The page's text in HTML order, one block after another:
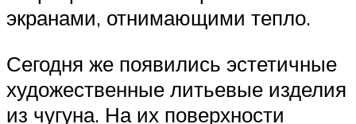
экранами, отнимающими тепло.
Сегодня же появились эстетичные
художественные литьевые изделия
из чугуна. На их поверхности